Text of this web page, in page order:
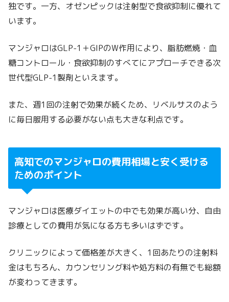
独です。一方、オゼンピックは注射型で食欲抑制に優れて
います。
マンジャロはGLP-1＋GIPのW作用により、脂肪燃焼・血
糖コントロール・食欲抑制のすべてにアプローチできる次
世代型GLP-1製剤といえます。
また、週1回の注射で効果が続くため、リベルサスのよう
に毎日服用する必要がない点も大きな利点です。
高知でのマンジャロの費用相場と安く受ける
ためのポイント
マンジャロは医療ダイエットの中でも効果が高い分、自由
診療としての費用が気になる方も多いはずです。
クリニックによって価格差が大きく、1回あたりの注射料
金はもちろん、カウンセリング料や処方料の有無でも総額
が変わってきます。